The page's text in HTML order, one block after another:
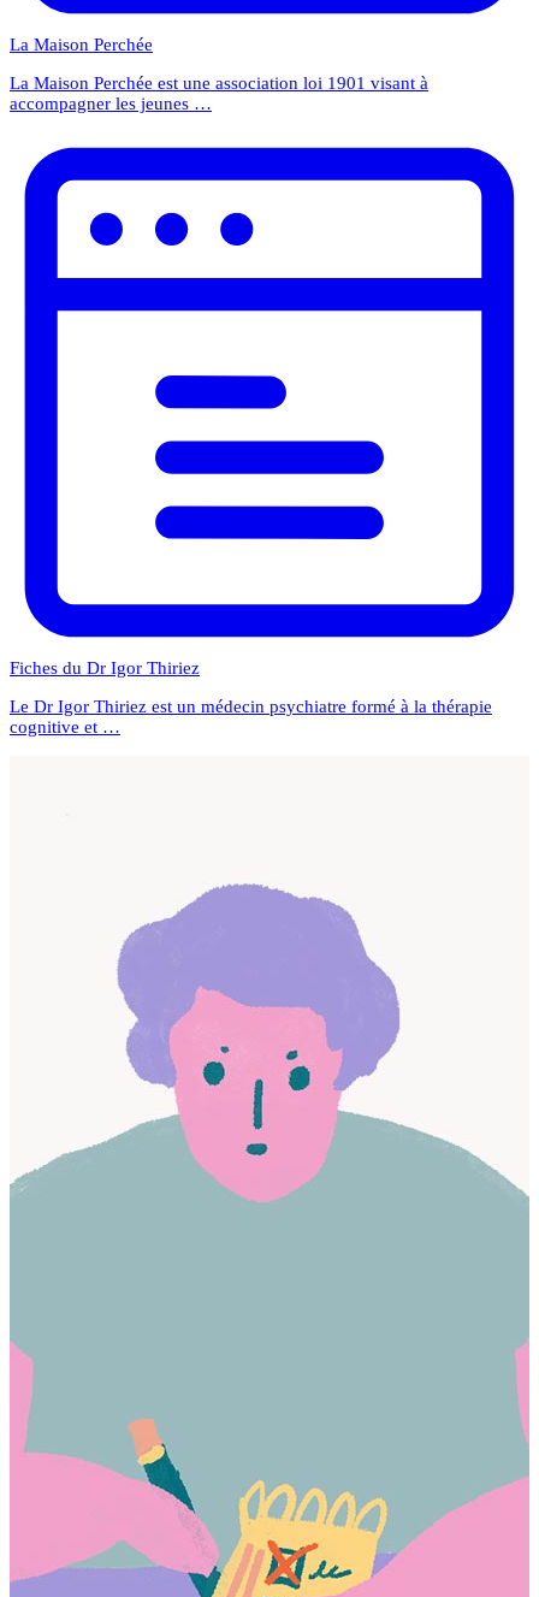
La Maison Perchée
La Maison Perchée est une association loi 1901 visant à
accompagner les jeunes …
Fiches du Dr Igor Thiriez
Le Dr Igor Thiriez est un médecin psychiatre formé à la thérapie
cognitive et …